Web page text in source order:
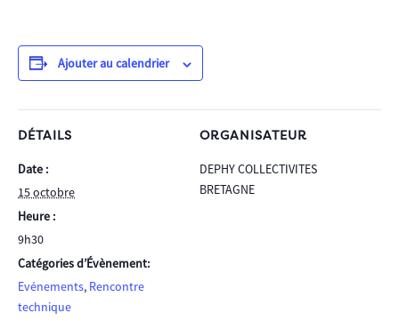
Ajouter au calendrier
DÉTAILS
Date :
15 octobre
Heure :
9h30
Catégories d’Évènement:
Evénements, Rencontre
technique
ORGANISATEUR
DEPHY COLLECTIVITES
BRETAGNE